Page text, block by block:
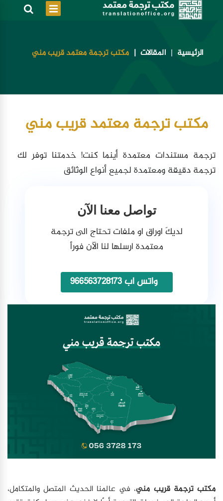
الرئيسية المقالات مكتب ترجمة معتمد قريب مني
مكتب ترجمة معتمد قريب مني
ترجمة مستندات معتمدة أينما كنت! خدمتنا توفر لك
ترجمة دقيقة ومعتمدة لجميع أنواع الوثائق
تواصل معنا الآن
لديكَ اوراق او ملفات تحتاج الى ترجمة
معتمدة ارسلها لنا الآن فوراً
واتس اب 966563728173
مكتب ترجمة قريب مني، في عالمنا الحديث المتصل والمتكامل،